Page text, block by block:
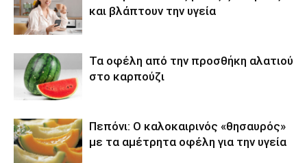
και βλάπτουν την υγεία
Τα οφέλη από την προσθήκη αλατιού
στο καρπούζι
Πεπόνι: Ο καλοκαιρινός «θησαυρός»
με τα αμέτρητα οφέλη για την υγεία